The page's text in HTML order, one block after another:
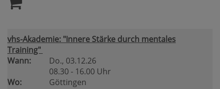
vhs-Akademie: "Innere Stärke durch mentales
Training"
Wann:
Do., 03.12.26
08.30 - 16.00 Uhr
Wo:
Göttingen